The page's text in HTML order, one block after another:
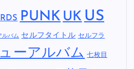
PUNK UK US
ルバム セルフタイトル セルフラ
ーアルバム 七枚目